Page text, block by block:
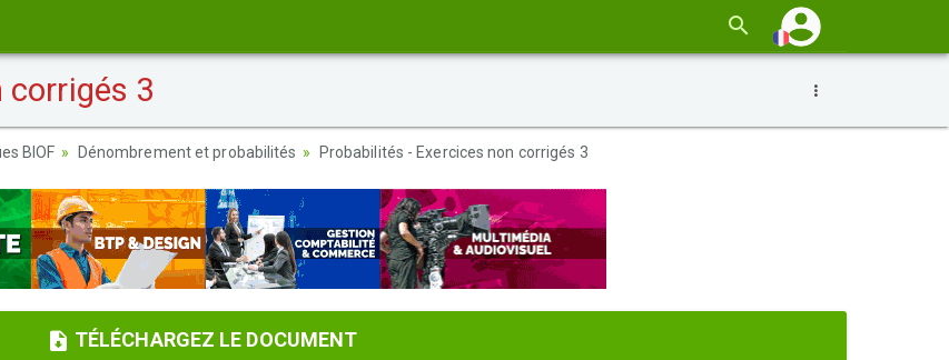
corrigés 3
BIOF Dénombrement et probabilités Probabilités - Exercices non corrigés 3
TÉLÉCHARGEZ LE DOCUMENT